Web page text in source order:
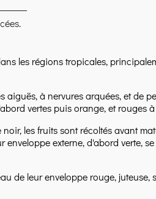
les régions tropicales,
à nervures arquées, et de
vertes puis orange, et rouges
les fruits sont récoltés avant
externe, d'abord verte,
de leur enveloppe rouge, juteuse,